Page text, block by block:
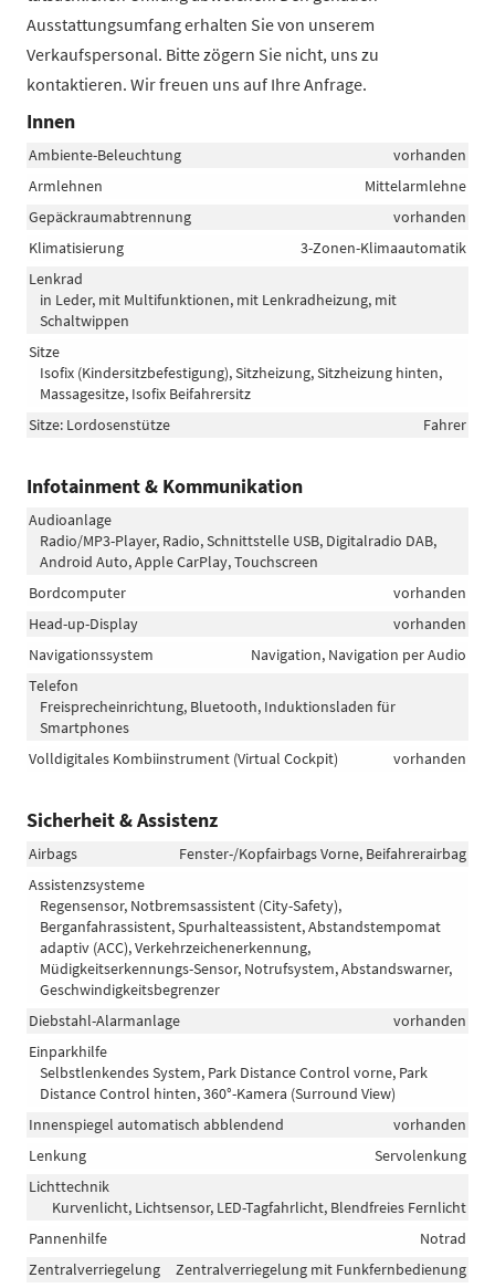
Ausstattungsumfang erhalten Sie von unserem
Verkaufspersonal. Bitte zögern Sie nicht, uns zu
kontaktieren. Wir freuen uns auf Ihre Anfrage.
Innen
Ambiente-Beleuchtung
vorhanden
Armlehnen
Mittelarmlehne
Gepäckraumabtrennung
vorhanden
Klimatisierung
3-Zonen-Klimaautomatik
Lenkrad
in Leder, mit Multifunktionen, mit Lenkradheizung, mit
Schaltwippen
Sitze
Isofix (Kindersitzbefestigung), Sitzheizung, Sitzheizung hinten,
Massagesitze, Isofix Beifahrersitz
Sitze: Lordosenstütze
Fahrer
Infotainment & Kommunikation
Audioanlage
Radio/MP3-Player, Radio, Schnittstelle USB, Digitalradio DAB,
Android Auto, Apple CarPlay, Touchscreen
Bordcomputer
vorhanden
Head-up-Display
vorhanden
Navigationssystem
Navigation, Navigation per Audio
Telefon
Freisprecheinrichtung, Bluetooth, Induktionsladen für
Smartphones
Volldigitales Kombiinstrument (Virtual Cockpit)
vorhanden
Sicherheit & Assistenz
Airbags
Fenster-/Kopfairbags Vorne, Beifahrerairbag
Assistenzsysteme
Regensensor, Notbremsassistent (City-Safety),
Berganfahrassistent, Spurhalteassistent, Abstandstempomat
adaptiv (ACC), Verkehrzeichenerkennung,
Müdigkeitserkennungs-Sensor, Notrufsystem, Abstandswarner,
Geschwindigkeitsbegrenzer
Diebstahl-Alarmanlage
vorhanden
Einparkhilfe
Selbstlenkendes System, Park Distance Control vorne, Park
Distance Control hinten, 360°-Kamera (Surround View)
Innenspiegel automatisch abblendend
vorhanden
Lenkung
Servolenkung
Lichttechnik
Kurvenlicht, Lichtsensor, LED-Tagfahrlicht, Blendfreies Fernlicht
Pannenhilfe
Notrad
Zentralverriegelung
Zentralverriegelung mit Funkfernbedienung